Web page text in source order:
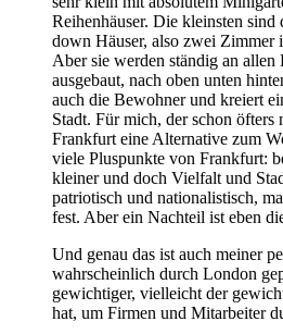
Reihenhäuser. Die kleinsten sind
down Häuser, also zwei Zimmer
Aber sie werden ständig an allen
ausgebaut, nach oben unten
auch die Bewohner und kreiert
Stadt. Für mich, der schon öfters
Frankfurt eine Alternative zum
viele Pluspunkte von Frankfurt:
kleiner und doch Vielfalt und
patriotisch und nationalistisch,
fest. Aber ein Nachteil ist eben
Und genau das ist auch meiner
wahrscheinlich durch London
gewichtiger, vielleicht der
hat, um Firmen und Mitarbeiter